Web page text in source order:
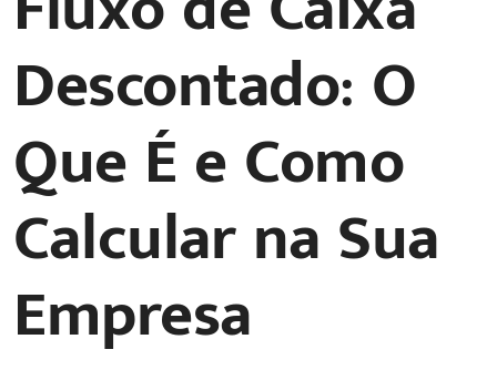
Descontado: O
Que É e Como
Calcular na Sua
Empresa